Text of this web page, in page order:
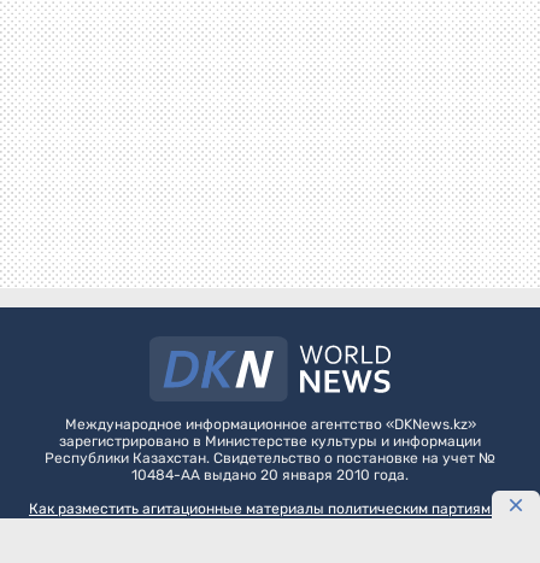
Международное информационное агентство «DKNews.kz»
зарегистрировано в Министерстве культуры и информации
Республики Казахстан. Свидетельство о постановке на учет №
10484-АА выдано 20 января 2010 года.
Как разместить агитационные материалы политическим партиям на